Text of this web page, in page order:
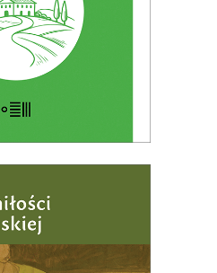
DO KOSZYKA